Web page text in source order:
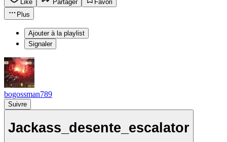
Like Partager
Favori
Plus
Ajouter à la playlist
Signaler
bogossman789
Suivre
Jackass_desente_escalator